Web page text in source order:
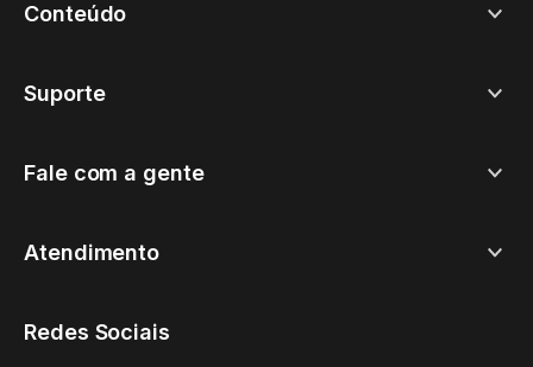
Conteúdo
Suporte
Fale com a gente
Atendimento
Redes Sociais